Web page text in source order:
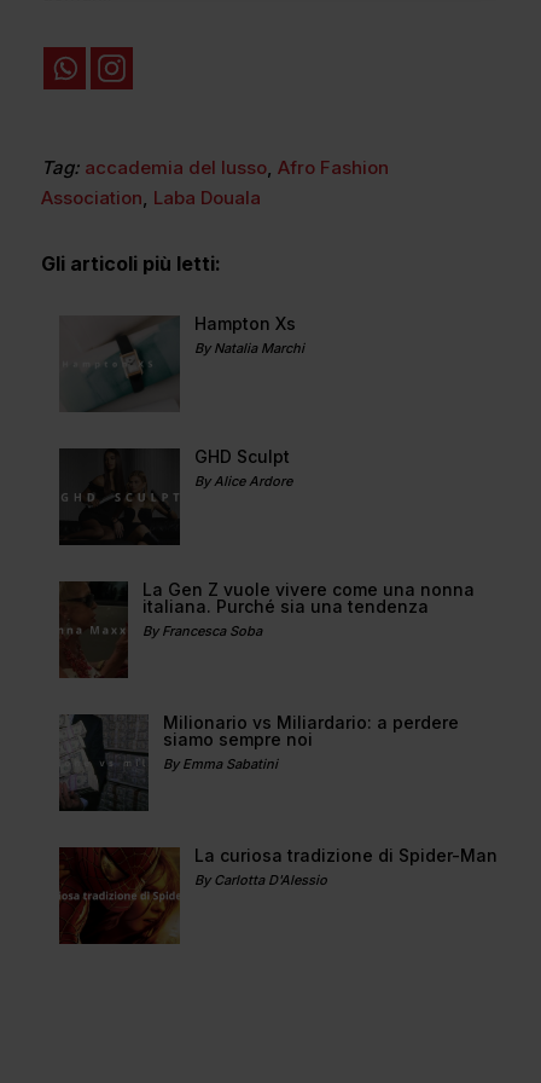
Tag: accademia del lusso, Afro Fashion
Association, Laba Douala
Gli articoli più letti:
Hampton Xs
By Natalia Marchi
GHD Sculpt
By Alice Ardore
La Gen Z vuole vivere come una nonna
italiana. Purché sia una tendenza
By Francesca Soba
Milionario vs Miliardario: a perdere
siamo sempre noi
By Emma Sabatini
La curiosa tradizione di Spider-Man
By Carlotta D'Alessio